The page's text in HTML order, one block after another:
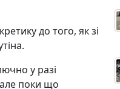
до того, як зі
у разі
але поки що